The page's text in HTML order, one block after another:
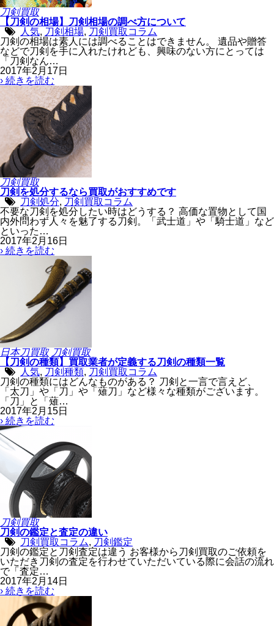
刀剣買取
【刀剣の相場】刀剣相場の調べ方について
人気, 刀剣相場, 刀剣買取コラム
刀剣の相場は素人には調べることはできません。 遺品や贈答
などで刀剣を手に入れたけれども、興味のない方にとっては
「刀剣なん…
2017年2月17日
› 続きを読む
刀剣買取
刀剣を処分するなら買取がおすすめです
刀剣処分, 刀剣買取コラム
不要な刀剣を処分したい時はどうする？ 高価な置物として国
内外問わず人々を魅了する刀剣。「武士道」や「騎士道」など
といった…
2017年2月16日
› 続きを読む
日本刀買取 刀剣買取
【刀剣の種類】買取業者が定義する刀剣の種類一覧
人気, 刀剣種類, 刀剣買取コラム
刀剣の種類にはどんなものがある？ 刀剣と一言で言えど、
「太刀」や「刀」や「薙刀」など様々な種類がございます。
「刀」と「薙…
2017年2月15日
› 続きを読む
刀剣買取
刀剣の鑑定と査定の違い
刀剣買取コラム, 刀剣鑑定
刀剣の鑑定と刀剣査定は違う お客様から刀剣買取のご依頼を
いただき刀剣の査定を行わせていただいている際に会話の流れ
で「査定…
2017年2月14日
› 続きを読む